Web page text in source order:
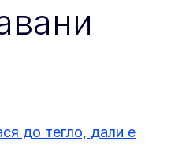
до тегло, дали е